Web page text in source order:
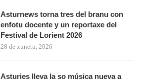
Asturnews torna tres del branu con
enfotu docente y un reportaxe del
Festival de Lorient 2026
28 de xunetu, 2026
Asturies lleva la so música nueva a